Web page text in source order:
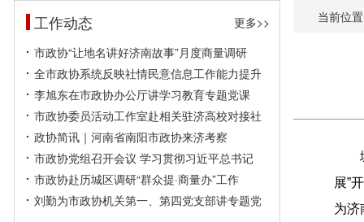
工作动态
更多>>
市政协“让地名讲好济南故事”月度商量调研
全市政协系统反映社情民意信息工作能力提升
李旭东在市政协办公厅讲学习教育专题党课
市政协委员活动工作室赴相关驻济高校对接社
政协简讯｜河南省南阳市政协来济考察
市政协党组召开会议 学习贯彻习近平总书记
市政协赴历城区调研“群众提·商量办”工作
刘勤为市政协机关第一、第四党支部讲专题党
当前位
展”
为济